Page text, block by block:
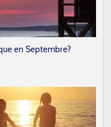
en Septembre?